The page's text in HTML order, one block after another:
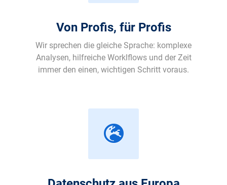
Von Profis, für Profis
Wir sprechen die gleiche Sprache: komplexe
Analysen, hilfreiche Worklflows und der Zeit
immer den einen, wichtigen Schritt voraus.